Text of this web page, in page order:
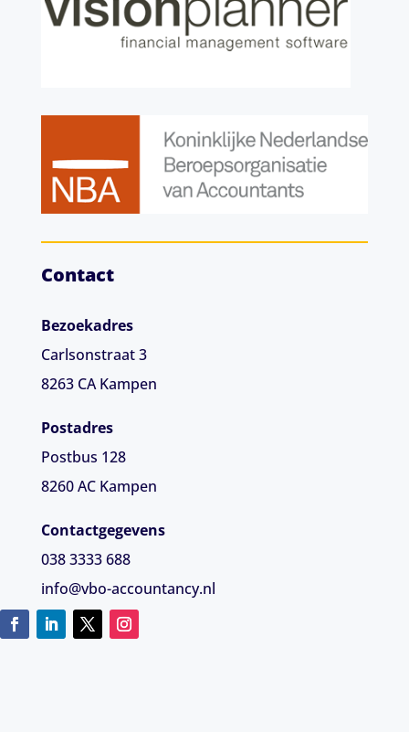
Contact
Bezoekadres
Carlsonstraat 3
8263 CA Kampen
Postadres
Postbus 128
8260 AC Kampen
Contactgegevens
038 3333 688
info@vbo-accountancy.nl